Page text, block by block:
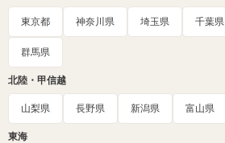
東京都 神奈川県 埼玉県 千葉県
群馬県
北陸・甲信越
山梨県 長野県 新潟県 富山県
東海